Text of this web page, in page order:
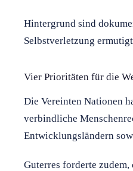
Hintergrund sind
Selbstverletzung
Vier Prioritäten für die
Die Vereinten Nationen
verbindliche
Entwicklungsländern
Guterres forderte